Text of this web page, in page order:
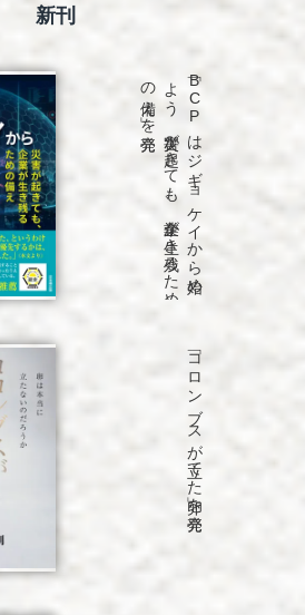
新刊
「B
C
P
は
ジ
ギ
ョ
ケ
イ
か
ら
始め
よ
う
災害が
起き
て
も
、
企業が
生き
残る
た
め
の
備え
」を
発売
「コロンブスが立てた卵」を発売